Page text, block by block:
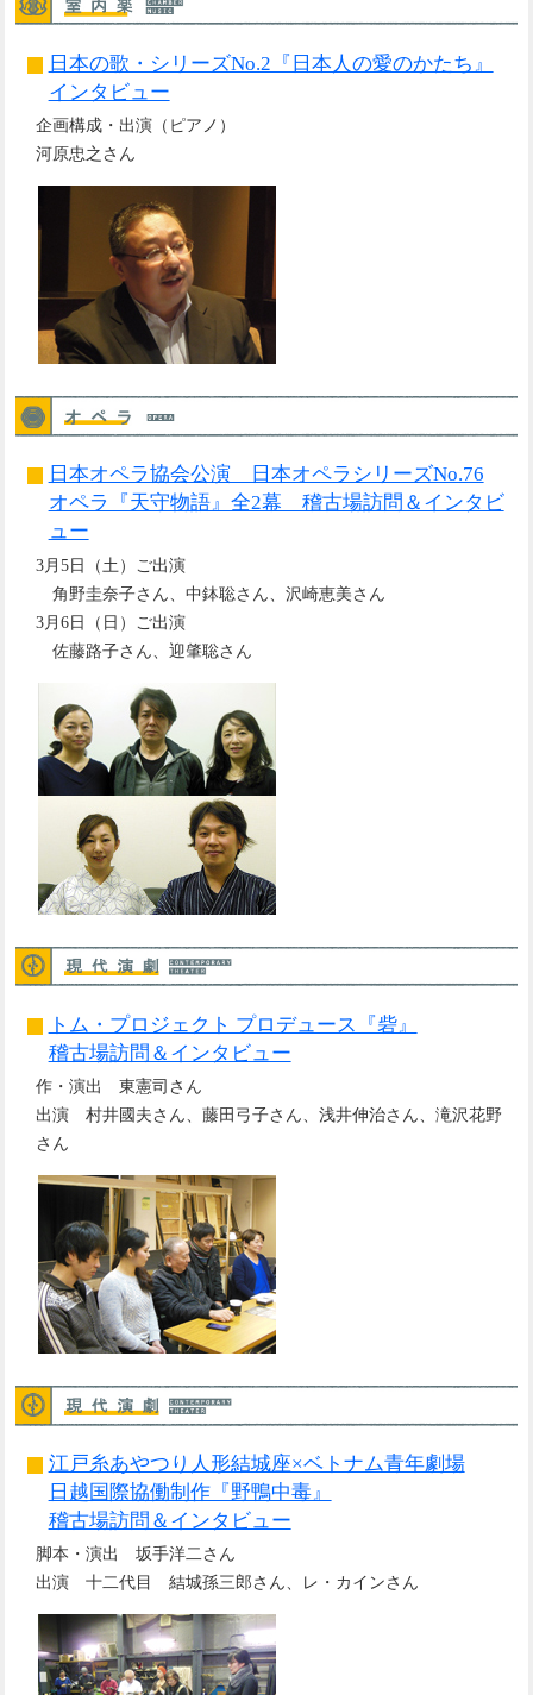
日本の歌・シリーズNo.2『日本人の愛のかたち』
インタビュー
企画構成・出演（ピアノ）
河原忠之さん
日本オペラ協会公演 日本オペラシリーズNo.76
オペラ『天守物語』全2幕 稽古場訪問＆インタビ
ュー
3月5日（土）ご出演
角野圭奈子さん、中鉢聡さん、沢崎恵美さん
3月6日（日）ご出演
佐藤路子さん、迎肇聡さん
トム・プロジェクト プロデュース『砦』
稽古場訪問＆インタビュー
作・演出 東憲司さん
出演 村井國夫さん、藤田弓子さん、浅井伸治さん、滝沢花野
さん
江戸糸あやつり人形結城座×ベトナム青年劇場
日越国際協働制作『野鴨中毒』
稽古場訪問＆インタビュー
脚本・演出 坂手洋二さん
出演 十二代目 結城孫三郎さん、レ・カインさん